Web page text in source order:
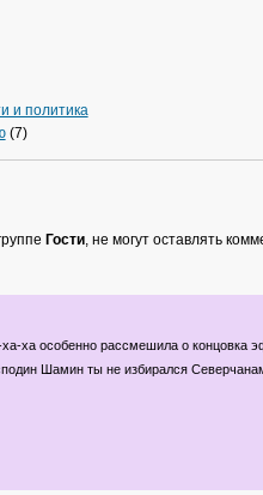
и политика
(7)
Гости, не могут оставлять
ха особенно рассмешила о концовка
Шамин ты не избирался